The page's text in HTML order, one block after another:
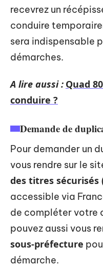
recevrez un
conduire
sera indispensable
démarches.
A lire aussi : Quad
conduire ?
Demande de
Pour demander un
vous rendre sur le
des titres sécurisés
accessible via
de compléter votre
pouvez aussi vous
sous-préfecture
démarche.